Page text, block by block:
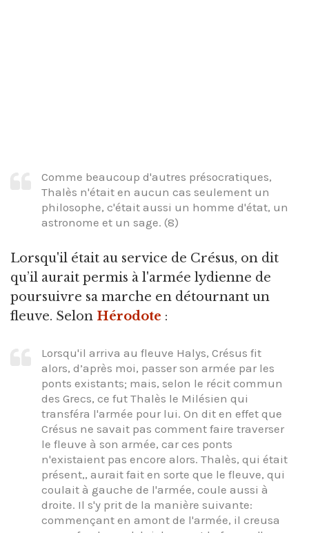
Comme beaucoup d'autres présocratiques,
Thalès n'était en aucun cas seulement un
philosophe, c'était aussi un homme d'état, un
astronome et un sage. (8)
Lorsqu'il était au service de Crésus, on dit
qu’il aurait permis à l'armée lydienne de
poursuivre sa marche en détournant un
fleuve. Selon Hérodote :
Lorsqu'il arriva au fleuve Halys, Crésus fit
alors, d’après moi, passer son armée par les
ponts existants; mais, selon le récit commun
des Grecs, ce fut Thalès le Milésien qui
transféra l'armée pour lui. On dit en effet que
Crésus ne savait pas comment faire traverser
le fleuve à son armée, car ces ponts
n'existaient pas encore alors. Thalès, qui était
présent,, aurait fait en sorte que le fleuve, qui
coulait à gauche de l'armée, coule aussi à
droite. Il s'y prit de la manière suivante:
commençant en amont de l'armée, il creusa